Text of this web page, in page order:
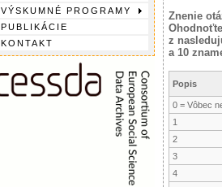
VÝSKUMNÉ PROGRAMY
PUBLIKÁCIE
KONTAKT
Znenie
z
a 10
Popis
0 = Vôbec
1
2
3
4